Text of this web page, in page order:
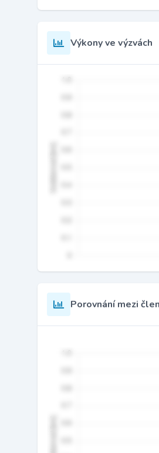
Výkony ve výzvách
Porovnání mezi